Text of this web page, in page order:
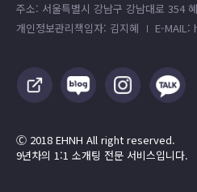
주소: 서울특별시 강남구 강남대로 354
개인정보관리책임자: 김지혜
E-
Ⓒ 2018 EHNH All right reserved.
9년차의 1:1 소개팅 전문 서비스입니다.